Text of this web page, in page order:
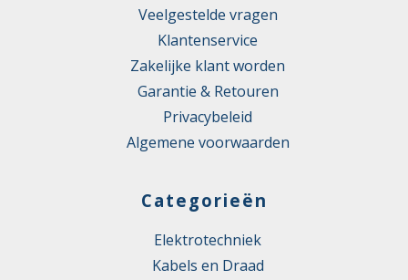
Veelgestelde vragen
Klantenservice
Zakelijke klant worden
Garantie & Retouren
Privacybeleid
Algemene voorwaarden
Categorieën
Elektrotechniek
Kabels en Draad